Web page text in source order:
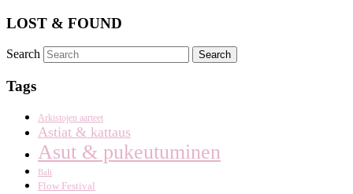
LOST & FOUND
Search
Tags
Arkistojen aarteet
Astiat & kattaus
Asut & pukeutuminen
Bali
Flow Festival